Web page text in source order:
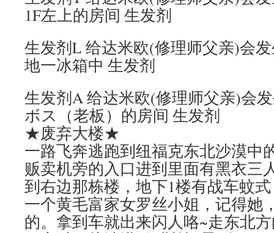
1F左上的房间 生发剂
生发剂L 给达米欧(修理师父亲)会
地一冰箱中 生发剂
生发剂A 给达米欧(修理师父亲)会
ボス（老板）的房间 生发剂
★废弃大楼★
一路飞奔逃跑到纽福克东北沙漠中
贩卖机旁的入口进到里面有黑衣三
到右边那栋楼，地下1楼有战车蚊
一个黄毛富家女罗丝小姐，记得她
的。拿到车就出来闪人咯~走东北